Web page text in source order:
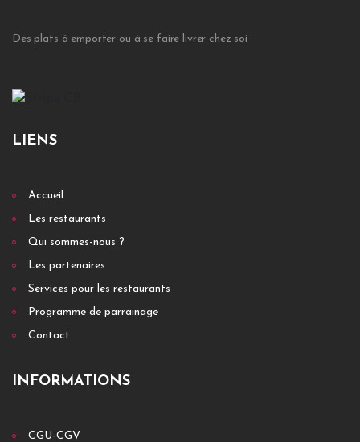
Des plats à emporter ou à se faire livrer chez soi
LIENS
Accueil
Les restaurants
Qui sommes-nous ?
Les partenaires
Services pour les restaurants
Programme de parrainage
Contact
INFORMATIONS
CGU-CGV